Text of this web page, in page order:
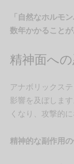
「自然なホルモ
数年かかることが
精神面へ
アナボリックス
影響を及ぼしま
くなり、攻撃的
精神的な副作用の